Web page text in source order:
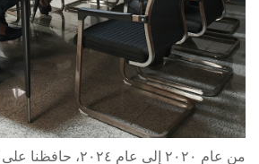
من عام ٢٠٢٠ إلى عام